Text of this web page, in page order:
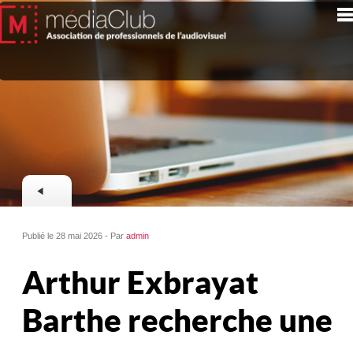
Publié le 28 mai 2026 - Paradmin
Arthur Exbrayat
Barthe recherche une